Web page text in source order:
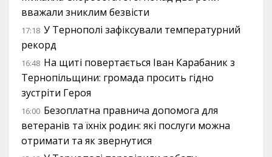
вважали зниклим безвісти
17:18 У Тернополі зафіксували температурний
рекорд
16:48 На щиті повертається Іван Карабаник з
Тернопільщини: громада просить гідно
зустріти Героя
16:00 Безоплатна правнича допомога для
ветеранів та їхніх родин: які послуги можна
отримати та як звернутися